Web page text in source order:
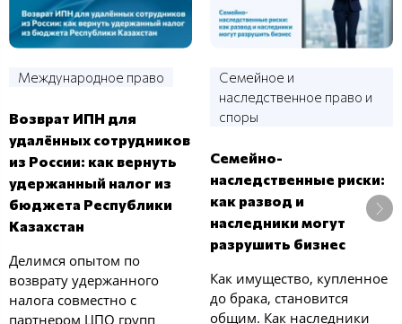
Международное право
Возврат ИПН для
удалённых сотрудников
из России: как вернуть
удержанный налог из
бюджета Республики
Казахстан
Делимся опытом по
возврату удержанного
налога совместно с
партнером ЦПО групп
Семейное и
наследственное право и
споры
Семейно-
наследственные риски:
как развод и
наследники могут
разрушить бизнес
Как имущество, купленное
до брака, становится
общим. Как наследники